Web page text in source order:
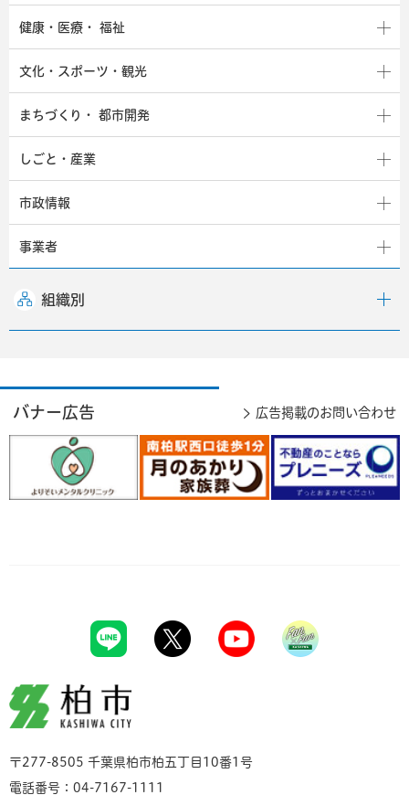
健康・医療・ 福祉
文化・スポーツ・観光
まちづくり・ 都市開発
しごと・産業
市政情報
事業者
組織別
バナー広告 広告掲載のお問い合わせ
柏市
〒277-8505 千葉県柏市柏五丁目10番1号
電話番号：04-7167-1111